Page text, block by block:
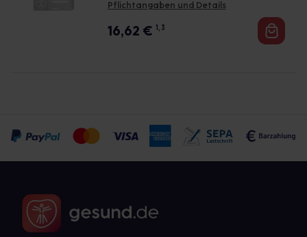
Pflichtangaben und Details
16,62 € 1, 3